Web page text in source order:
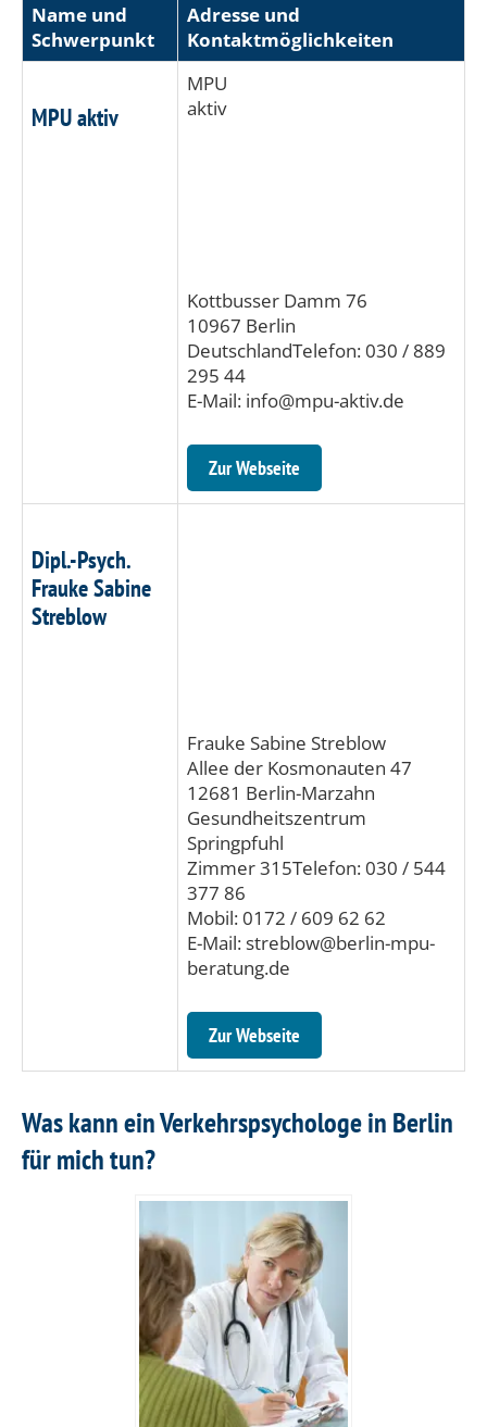
Name und
Schwerpunkt
Adresse und
Kontaktmöglichkeiten
MPU aktiv
MPU
aktiv
Kottbusser Damm 76
10967 Berlin
DeutschlandTelefon: 030 / 889
295 44
E-Mail: info@mpu-aktiv.de
Zur Webseite
Dipl.-Psych.
Frauke Sabine
Streblow
Frauke Sabine Streblow
Allee der Kosmonauten 47
12681 Berlin-Marzahn
Gesundheitszentrum
Springpfuhl
Zimmer 315Telefon: 030 / 544
377 86
Mobil: 0172 / 609 62 62
E-Mail: streblow@berlin-mpu-
beratung.de
Zur Webseite
Was kann ein Verkehrspsychologe in Berlin
für mich tun?